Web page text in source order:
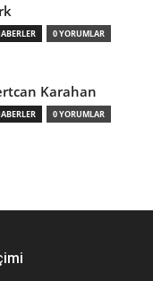
0 YORUMLAR
Karahan
0 YORUMLAR